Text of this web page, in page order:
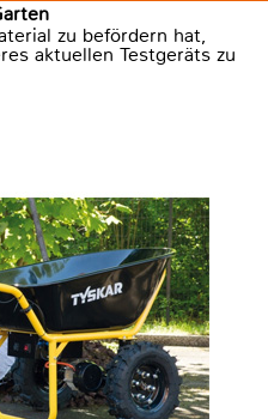
zu befördern hat,
aktuellen Testgeräts zu